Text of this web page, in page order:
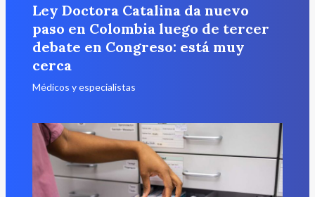
Ley Doctora Catalina da nuevo
paso en Colombia luego de tercer
debate en Congreso: está muy
cerca
Médicos y especialistas